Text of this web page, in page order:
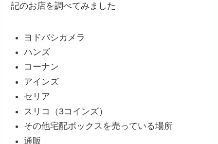
記のお店を調べてみました
ヨドバシカメラ
ハンズ
コーナン
アインズ
セリア
スリコ（3コインズ）
その他宅配ボックスを売っている場所
通販